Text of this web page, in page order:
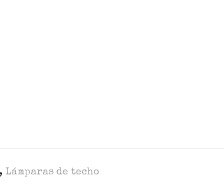
, Lámparas de techo